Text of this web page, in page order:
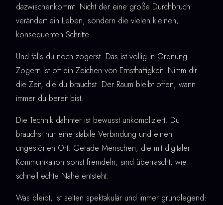
dazwischenkommt. Nicht der eine große Durchbruch
verändert ein Leben, sondern die vielen kleinen,
konsequenten Schritte.
Und falls du noch zögerst: Das ist völlig in Ordnung.
Zögern ist oft ein Zeichen von Ernsthaftigkeit. Nimm dir
die Zeit, die du brauchst. Der Raum bleibt offen, wann
immer du bereit bist.
Die Technik dahinter ist bewusst unkompliziert. Du
brauchst nur eine stabile Verbindung und einen
ungestörten Ort. Gerade Menschen, die mit digitaler
Kommunikation sonst fremdeln, sind überrascht, wie
schnell echte Nähe entsteht.
Was bleibt, ist selten spektakulär und immer grundlegend: